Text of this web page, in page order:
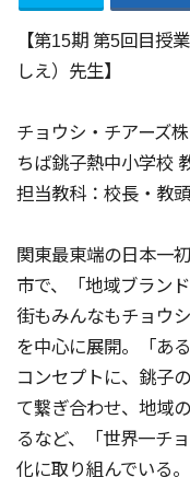
【第15期 第5回目授
しえ）先生】
チョウシ・チアーズ
ちば銚子熱中小学校
担当教科：校長・教
関東最東端の日本一
市で、「地域ブラン
街もみんなもチョウ
を中心に展開。「あ
コンセプトに、銚子
て繋ぎ合わせ、地域
るなど、「世界一チ
化に取り組んでいる。